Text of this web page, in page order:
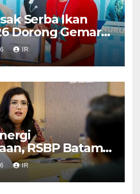
Serba Ikan
Dorong Gemar
IR
RSBP Batam
Pastikan
Ketersediaan
IR